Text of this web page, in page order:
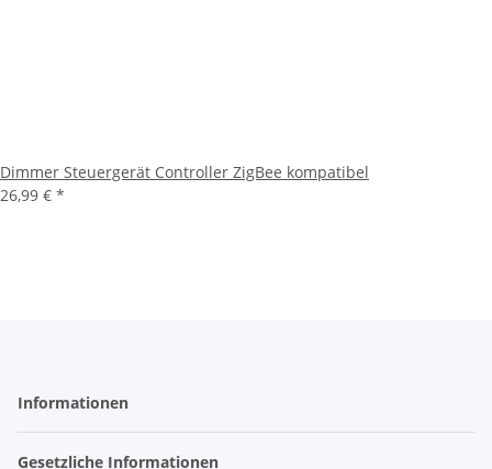
Dimmer Steuergerät Controller ZigBee kompatibel
26,99 € *
Informationen
Gesetzliche Informationen